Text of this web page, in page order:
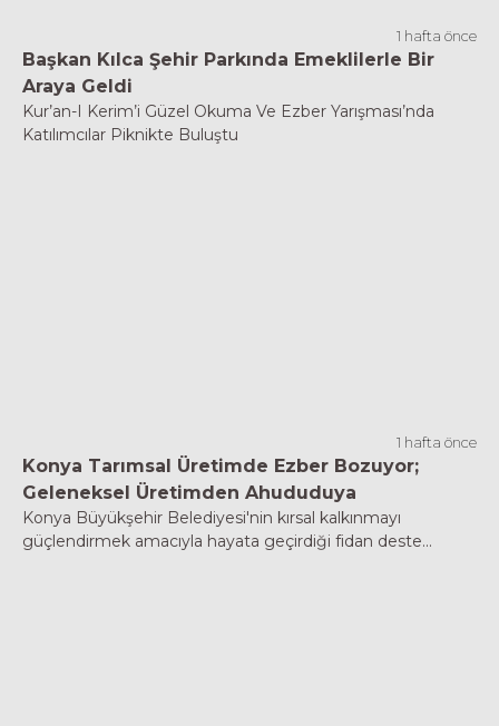
1 hafta önce
Başkan Kılca Şehir Parkında Emeklilerle Bir
Araya Geldi
Kur’an-I Kerim’i Güzel Okuma Ve Ezber Yarışması’nda
Katılımcılar Piknikte Buluştu
1 hafta önce
Konya Tarımsal Üretimde Ezber Bozuyor;
Geleneksel Üretimden Ahududuya
Konya Büyükşehir Belediyesi'nin kırsal kalkınmayı
güçlendirmek amacıyla hayata geçirdiği fidan deste...